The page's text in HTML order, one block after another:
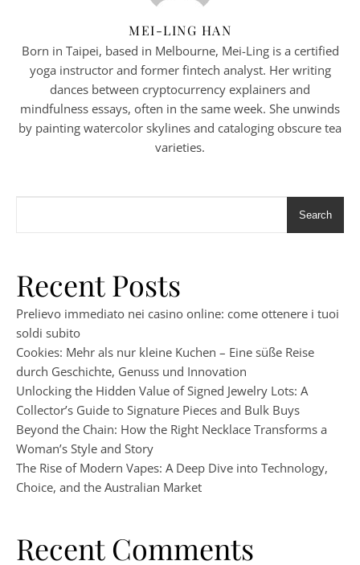
MEI-LING HAN
Born in Taipei, based in Melbourne, Mei-Ling is a certified
yoga instructor and former fintech analyst. Her writing
dances between cryptocurrency explainers and
mindfulness essays, often in the same week. She unwinds
by painting watercolor skylines and cataloging obscure tea
varieties.
Search
Recent Posts
Prelievo immediato nei casino online: come ottenere i tuoi
soldi subito
Cookies: Mehr als nur kleine Kuchen – Eine süße Reise
durch Geschichte, Genuss und Innovation
Unlocking the Hidden Value of Signed Jewelry Lots: A
Collector’s Guide to Signature Pieces and Bulk Buys
Beyond the Chain: How the Right Necklace Transforms a
Woman’s Style and Story
The Rise of Modern Vapes: A Deep Dive into Technology,
Choice, and the Australian Market
Recent Comments